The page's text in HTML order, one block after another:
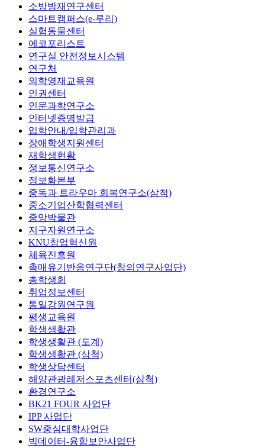
소방방재연구센터
스마트캠퍼스(e-루리)
실험동물센터
에코포리스트
연구실 안전정보시스템
연구처
의학영재교육원
인권센터
인문과학연구소
인터넷증명발급
입학안내/입학관리과
장애학생지원센터
재학생현황
정보통신연구소
정보화본부
중독과 트라우마 회복연구소(삼척)
중소기업산학협력센터
중앙박물관
지구자원연구소
KNU창업혁신원
체육진흥원
촉매유기반응연구단(창의연구사업단)
총학생회
취업정보센터
통일강원연구원
평생교육원
학생생활관
학생생활관 (도계)
학생생활관 (삼척)
학생상담센터
해양관광레저스포츠센터(삼척)
환경연구소
BK21 FOUR 사업단
IPP 사업단
SW중심대학사업단
빅데이터-융합보안사업단